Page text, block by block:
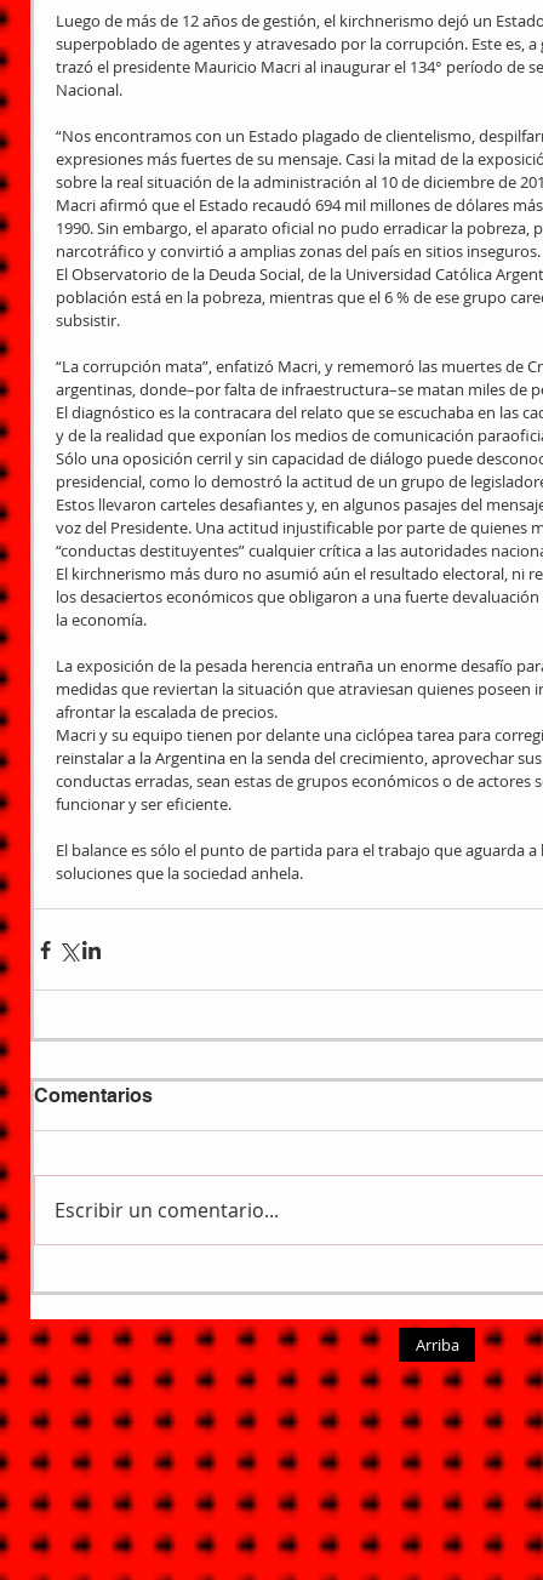
Luego de más de 12 años de gestión, el kirchnerismo dejó un
superpoblado de agentes y atravesado por la corrupción. Este es,
trazó el presidente Mauricio Macri al inaugurar el 134° período de
Nacional.
“Nos encontramos con un Estado plagado de clientelismo,
expresiones más fuertes de su mensaje. Casi la mitad de la
sobre la real situación de la administración al 10 de diciembre de
Macri afirmó que el Estado recaudó 694 mil millones de dólares
1990. Sin embargo, el aparato oficial no pudo erradicar la
narcotráfico y convirtió a amplias zonas del país en sitios inseguros.
El Observatorio de la Deuda Social, de la Universidad Católica
población está en la pobreza, mientras que el 6 % de ese grupo
subsistir.
“La corrupción mata”, enfatizó Macri, y rememoró las muertes de
argentinas, donde–por falta de infraestructura–se matan miles de
El diagnóstico es la contracara del relato que se escuchaba en las
y de la realidad que exponían los medios de comunicación
Sólo una oposición cerril y sin capacidad de diálogo puede
presidencial, como lo demostró la actitud de un grupo de
Estos llevaron carteles desafiantes y, en algunos pasajes del
voz del Presidente. Una actitud injustificable por parte de quienes
“conductas destituyentes” cualquier crítica a las autoridades
El kirchnerismo más duro no asumió aún el resultado electoral, ni
los desaciertos económicos que obligaron a una fuerte
la economía.
La exposición de la pesada herencia entraña un enorme desafío
medidas que reviertan la situación que atraviesan quienes poseen
afrontar la escalada de precios.
Macri y su equipo tienen por delante una ciclópea tarea para
reinstalar a la Argentina en la senda del crecimiento, aprovechar
conductas erradas, sean estas de grupos económicos o de actores
funcionar y ser eficiente.
El balance es sólo el punto de partida para el trabajo que aguarda
soluciones que la sociedad anhela.
Comentarios
Escribir un comentario...
Arriba